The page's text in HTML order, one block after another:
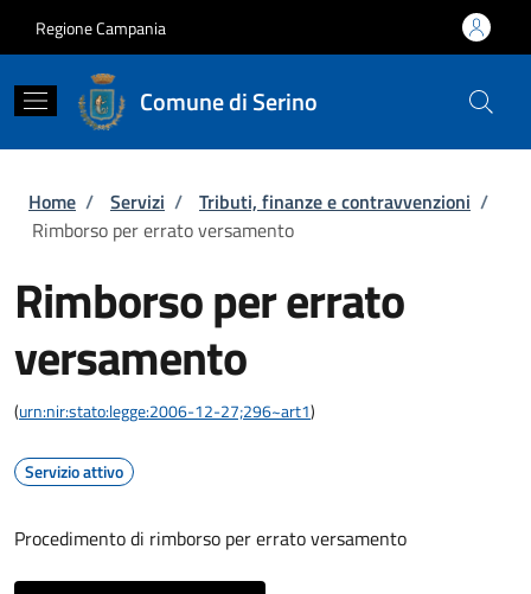
Regione Campania
Comune di Serino
Briciole di pane
Home / Servizi / Tributi, finanze e contravvenzioni /
Rimborso per errato versamento
Rimborso per errato
versamento
(urn:nir:stato:legge:2006-12-27;296~art1)
Servizio attivo
Procedimento di rimborso per errato versamento